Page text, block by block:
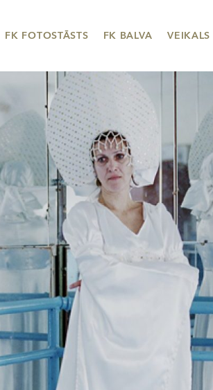
FK FOTOSTĀSTS FK BALVA VEIKALS